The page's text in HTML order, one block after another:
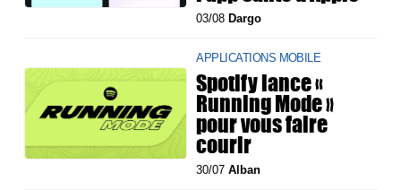
03/08Dargo
APPLICATIONS MOBILE
Spotify lance «
Running Mode »
pour vous faire
courir
30/07Alban